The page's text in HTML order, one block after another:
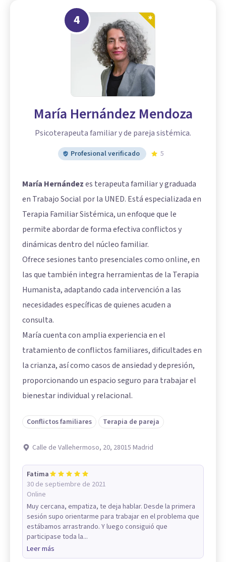
4
María Hernández Mendoza
Psicoterapeuta familiar y de pareja sistémica.
Profesional verificado 5
María Hernándezes terapeuta familiar y graduada
en Trabajo Social por la UNED. Está especializada en
Terapia Familiar Sistémica, un enfoque que le
permite abordar de forma efectiva conflictos y
dinámicas dentro del núcleo familiar.
Ofrece sesiones tanto presenciales como online, en
las que también integra herramientas de la Terapia
Humanista, adaptando cada intervención a las
necesidades específicas de quienes acuden a
consulta.
María cuenta con amplia experiencia en el
tratamiento de conflictos familiares, dificultades en
la crianza, así como casos de ansiedad y depresión,
proporcionando un espacio seguro para trabajar el
bienestar individual y relacional.
Conflictos familiares Terapia de pareja
Calle de Vallehermoso, 20, 28015 Madrid
Fatima
30 de septiembre de 2021
Online
Muy cercana, empatiza, te deja hablar. Desde la primera
sesión supo orientarme para trabajar en el problema que
estábamos arrastrando. Y luego consiguió que
participase toda la...
Leer más